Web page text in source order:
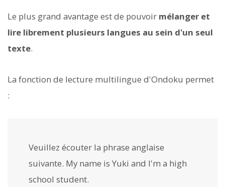
Le plus grand avantage est de pouvoir mélanger et
lire librement plusieurs langues au sein d'un seul
texte.
La fonction de lecture multilingue d'Ondoku permet
:
Veuillez écouter la phrase anglaise
suivante. My name is Yuki and I'm a high
school student.